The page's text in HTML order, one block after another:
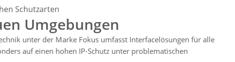
mm Einbautiefe, ca. 4 cm Höhe) mit
Zusätzlich liefert LMTERM weiterhin Klimatisierungslösungen für
Lohnfertigung.
Schutzarten
Umgebungen
unter der Marke Fokus umfasst Interfacelösungen für alle
auf einen hohen IP-Schutz unter problematischen